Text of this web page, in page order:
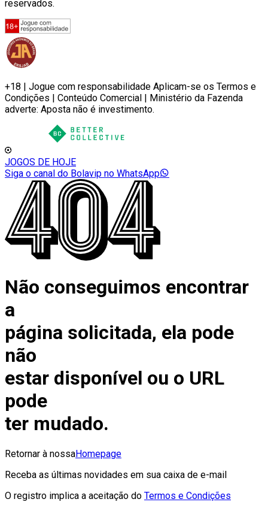
reservados.
+18 | Jogue com responsabilidade Aplicam-se os Termos e
Condições | Conteúdo Comercial | Ministério da Fazenda
adverte: Aposta não é investimento.
JOGOS DE HOJE
Siga o canal do Bolavip no WhatsApp
Não conseguimos encontrar
a
página solicitada, ela pode
não
estar disponível ou o URL
pode
ter mudado.
Retornar à nossaHomepage
Receba as últimas novidades em sua caixa de e-mail
O registro implica a aceitação do Termos e Condições